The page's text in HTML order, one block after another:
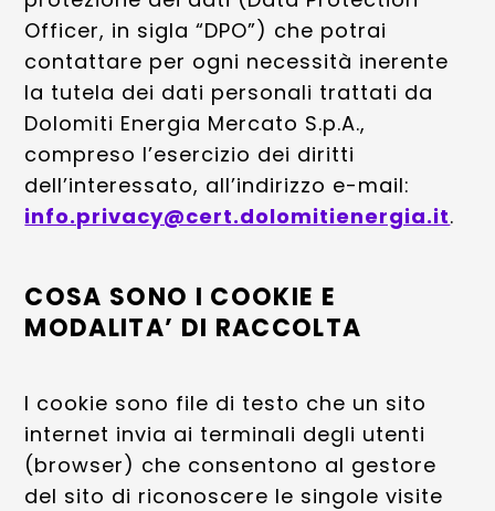
Officer, in sigla “DPO”) che potrai
contattare per ogni necessità inerente
la tutela dei dati personali trattati da
Dolomiti Energia Mercato S.p.A.,
compreso l’esercizio dei diritti
dell’interessato, all’indirizzo e-mail:
info.privacy@cert.dolomitienergia.it.
COSA SONO I COOKIE E
MODALITA’ DI RACCOLTA
I cookie sono file di testo che un sito
internet invia ai terminali degli utenti
(browser) che consentono al gestore
del sito di riconoscere le singole visite